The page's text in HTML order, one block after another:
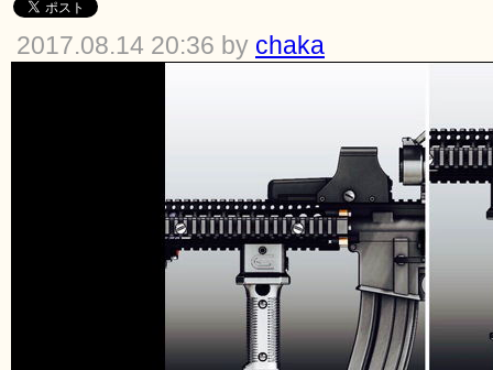
2017.08.14 20:36 by chaka